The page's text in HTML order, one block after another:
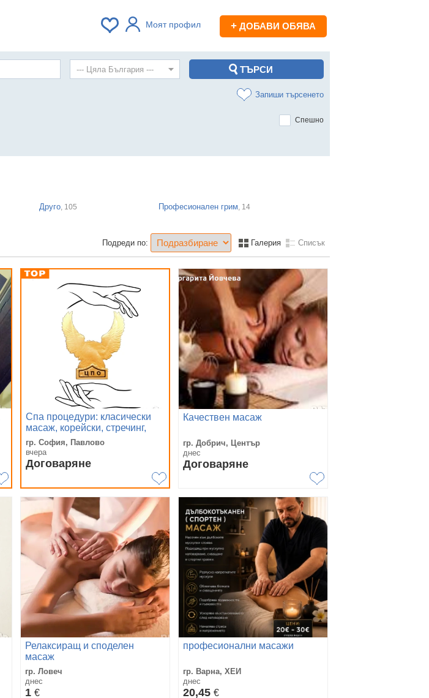
Моят профил + ДОБАВИ ОБЯВА
Запиши търсенето
Спешно
Друго, 105 Професионален грим, 14
Подреди по: Галерия Списък
Спа процедури: класически
масаж, корейски, стречинг,
рефлексология, рейки и др. -
София
гр. София, Павлово
вчера
Договаряне
Качествен масаж
гр. Добрич, Център
днес
Договаряне
Релаксиращ и споделен
масаж
гр. Ловеч
днес
1 €
професионални масажи
гр. Варна, ХЕИ
днес
20,45 €